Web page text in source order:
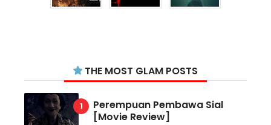
THE MOST GLAM POSTS
Perempuan Pembawa Sial
[Movie Review]